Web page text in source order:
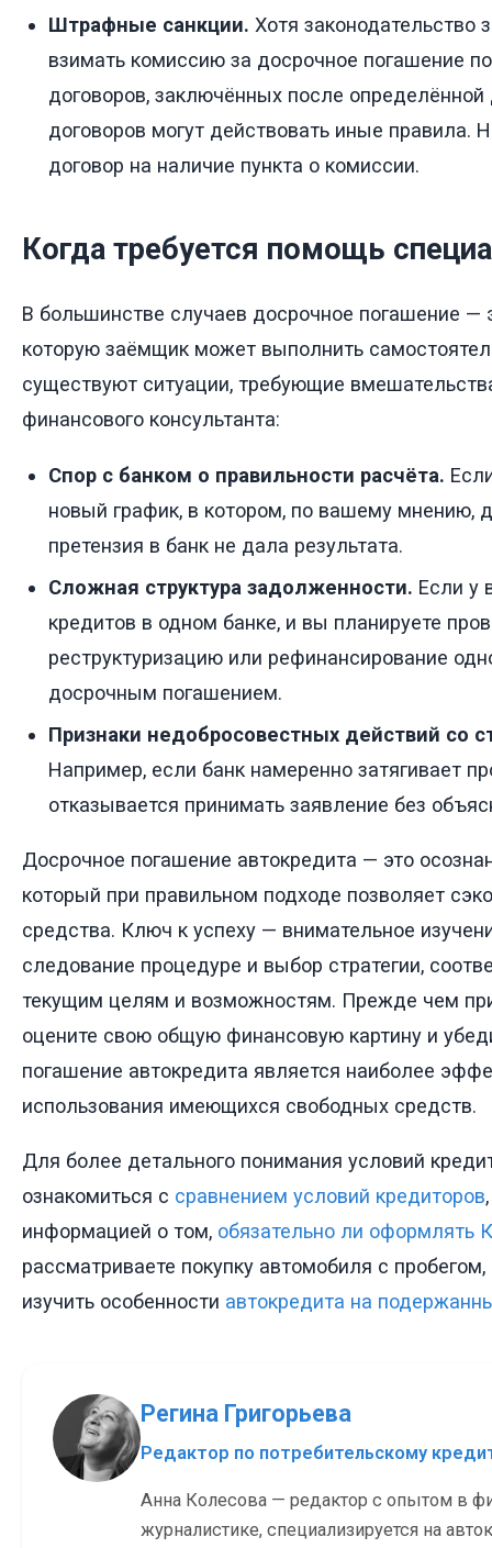
Штрафные санкции. Хотя законодательство
взимать комиссию за досрочное погашение
договоров, заключённых после
договоров могут действовать иные правила.
договор на наличие пункта о комиссии.
Когда требуется помощь
В большинстве случаев досрочное погашение —
которую заёмщик может выполнить
существуют ситуации, требующие
финансового консультанта:
Спор с банком о правильности расчёта.
новый график, в котором, по вашему мнению,
претензия в банк не дала результата.
Сложная структура задолженности. Если у
кредитов в одном банке, и вы планируете
реструктуризацию или рефинансирование
досрочным погашением.
Признаки недобросовестных действий со
Например, если банк намеренно затягивает
отказывается принимать заявление без
Досрочное погашение автокредита — это
который при правильном подходе позволяет
средства. Ключ к успеху — внимательное
следование процедуре и выбор стратегии,
текущим целям и возможностям. Прежде чем
оцените свою общую финансовую картину и
погашение автокредита является наиболее
использования имеющихся свободных средств.
Для более детального понимания условий
ознакомиться с сравнением условий кредиторов
информацией о том, обязательно ли оформлять
рассматриваете покупку автомобиля с
изучить особенности автокредита на
Регина Григорьева
Редактор по потребительскому
Анна Колесова — редактор с опытом в
журналистике, специализируется на